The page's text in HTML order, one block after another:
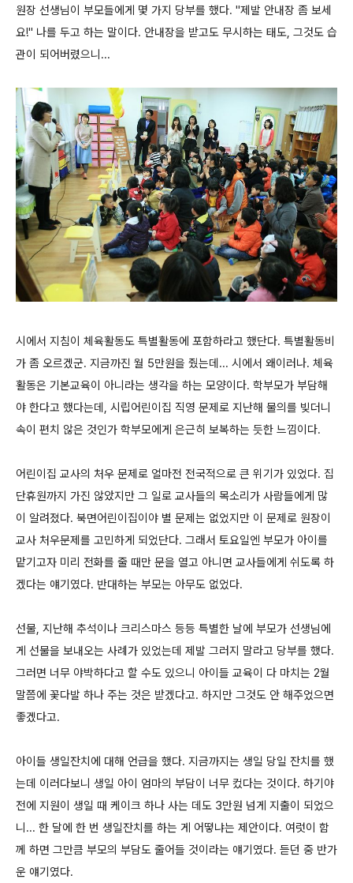
원장 선생님이 부모들에게 몇 가지 당부를 했다. "제발 안내장 좀 보세
요!" 나를 두고 하는 말이다. 안내장을 받고도 무시하는 태도, 그것도 습
관이 되어버렸으니...
시에서 지침이 체육활동도 특별활동에 포함하라고 했단다. 특별활동비
가 좀 오르겠군. 지금까진 월 5만원을 줬는데... 시에서 왜이러나. 체육
활동은 기본교육이 아니라는 생각을 하는 모양이다. 학부모가 부담해
야 한다고 했다는데, 시립어린이집 직영 문제로 지난해 물의를 빚더니
속이 편치 않은 것인가 학부모에게 은근히 보복하는 듯한 느낌이다.
어린이집 교사의 처우 문제로 얼마전 전국적으로 큰 위기가 있었다. 집
단휴원까지 가진 않았지만 그 일로 교사들의 목소리가 사람들에게 많
이 알려졌다. 북면어린이집이야 별 문제는 없었지만 이 문제로 원장이
교사 처우문제를 고민하게 되었단다. 그래서 토요일엔 부모가 아이를
맡기고자 미리 전화를 줄 때만 문을 열고 아니면 교사들에게 쉬도록 하
겠다는 얘기였다. 반대하는 부모는 아무도 없었다.
선물, 지난해 추석이나 크리스마스 등등 특별한 날에 부모가 선생님에
게 선물을 보내오는 사례가 있었는데 제발 그러지 말라고 당부를 했다.
그러면 너무 야박하다고 할 수도 있으니 아이들 교육이 다 마치는 2월
말쯤에 꽃다발 하나 주는 것은 받겠다고. 하지만 그것도 안 해주었으면
좋겠다고.
아이들 생일잔치에 대해 언급을 했다. 지금까지는 생일 당일 잔치를 했
는데 이러다보니 생일 아이 엄마의 부담이 너무 컸다는 것이다. 하기야
전에 지원이 생일 때 케이크 하나 사는 데도 3만원 넘게 지출이 되었으
니... 한 달에 한 번 생일잔치를 하는 게 어떻냐는 제안이다. 여럿이 함
께 하면 그만큼 부모의 부담도 줄어들 것이라는 얘기였다. 듣던 중 반가
운 얘기였다.